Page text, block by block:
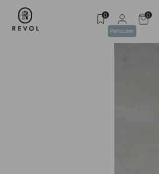
Particulier
0 0